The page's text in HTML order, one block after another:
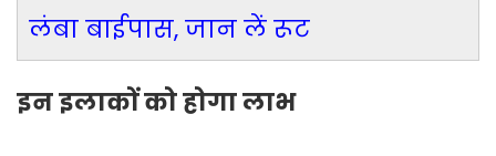
लंबा बाईपास, जान लें रूट
इन इलाकों को होगा लाभ